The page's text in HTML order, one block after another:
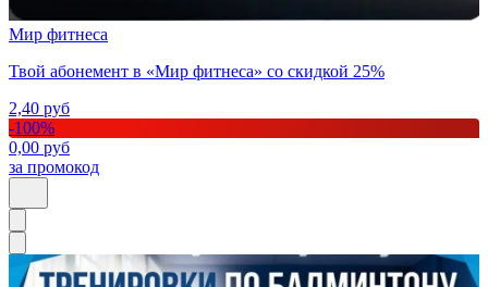
Мир фитнеса
Твой абонемент в «Мир фитнеса» со скидкой 25%
2,40 руб
-100%
0,00 руб
за промокод